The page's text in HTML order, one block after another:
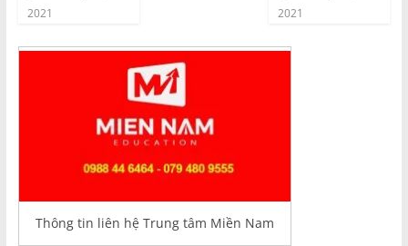
2021
2021
Thông tin liên hệ Trung tâm Miền Nam